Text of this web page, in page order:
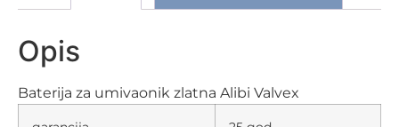
Opis
Baterija za umivaonik zlatna Alibi Valvex